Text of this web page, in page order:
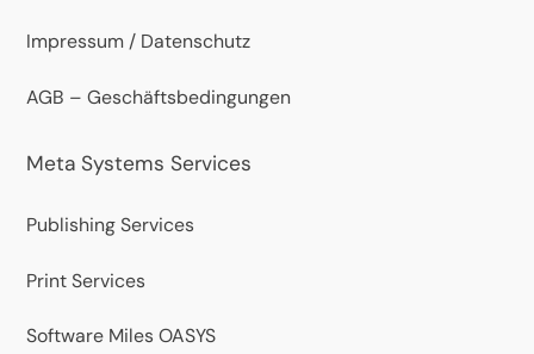
Impressum / Datenschutz
AGB – Geschäftsbedingungen
Meta Systems Services
Publishing Services
Print Services
Software Miles OASYS